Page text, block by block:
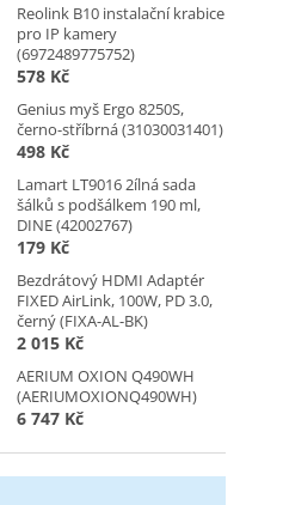
Reolink B10 instalační krabice
pro IP kamery
(6972489775752)
578 Kč
Genius myš Ergo 8250S,
černo-stříbrná (31030031401)
498 Kč
Lamart LT9016 2ílná sada
šálků s podšálkem 190 ml,
DINE (42002767)
179 Kč
Bezdrátový HDMI Adaptér
FIXED AirLink, 100W, PD 3.0,
černý (FIXA-AL-BK)
2 015 Kč
AERIUM OXION Q490WH
(AERIUMOXIONQ490WH)
6 747 Kč